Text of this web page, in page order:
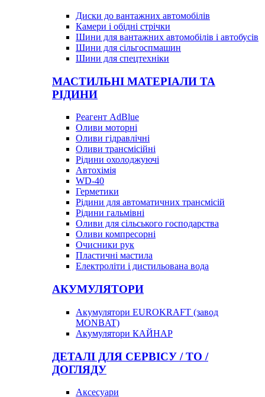
Диски до вантажних автомобілів
Камери і обідні стрічки
Шини для вантажних автомобілів і автобусів
Шини для сільгоспмашин
Шини для спецтехніки
МАСТИЛЬНІ МАТЕРІАЛИ ТА
РІДИНИ
Реагент AdBlue
Оливи моторні
Оливи гідравлічні
Оливи трансмісійні
Рідини охолоджуючі
Автохімія
WD-40
Герметики
Рідини для автоматичних трансмісій
Рідини гальмівні
Оливи для сільського господарства
Оливи компресорні
Очисники рук
Пластичні мастила
Електроліти і дистильована вода
АКУМУЛЯТОРИ
Акумулятори EUROKRAFT (завод
MONBAT)
Акумулятори КАЙНАР
ДЕТАЛІ ДЛЯ СЕРВІСУ / ТО /
ДОГЛЯДУ
Аксесуари